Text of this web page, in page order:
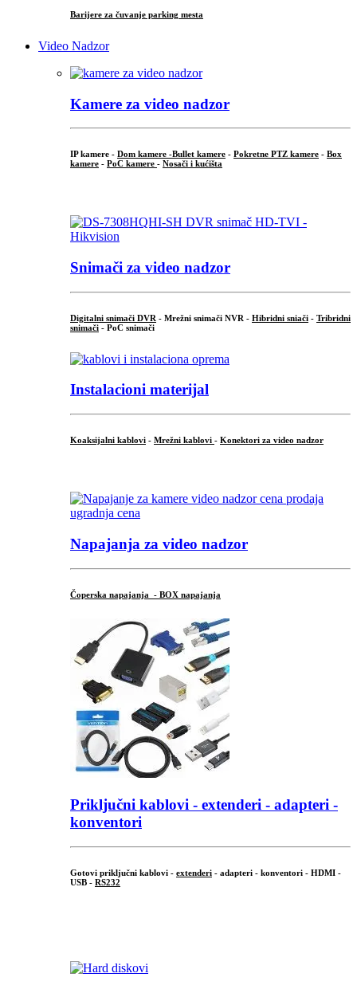
Barijere za čuvanje parking mesta
Video Nadzor
Kamere za video nadzor
IP kamere - Dom kamere -Bullet kamere - Pokretne PTZ kamere - Box
kamere - PoC kamere - Nosači i kućišta
Snimači za video nadzor
Digitalni snimači DVR - Mrežni snimači NVR - Hibridni sniači - Tribridni
snimači - PoC snimači
Instalacioni materijal
Koaksijalni kablovi - Mrežni kablovi - Konektori za video nadzor
Napajanja za video nadzor
Čoperska napajanja - BOX napajanja
Priključni kablovi - extenderi - adapteri -
konventori
Gotovi priključni kablovi - extenderi - adapteri - konventori - HDMI -
USB - RS232